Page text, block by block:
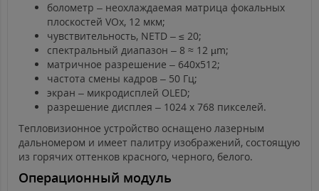
болометр – неохлаждаемая матрица фокальных
плоскостей VOx, 12 мкм;
чувствительность, NETD – ≤ 20;
спектральный диапазон – 8 ≈ 12 µm;
матричное разрешение – 640х512;
частота смены кадров – 50 Гц;
экран – микродисплей OLED;
разрешение дисплея – 1024 х 768 пикселей.
Тепловизионное устройство оснащено лазерным
дальномером и имеет палитру изображений, состоящую
из горячих оттенков красного, черного, белого.
Операционный модуль